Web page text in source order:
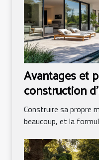
Avantages et
construction
main
Construire sa propre
beaucoup, et la